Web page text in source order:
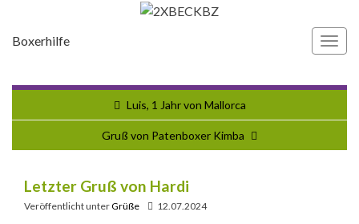
Boxerhilfe
Luis, 1 Jahr von Mallorca
Gruß von Patenboxer Kimba
Letzter Gruß von Hardi
Veröffentlicht unterGrüße 12.07.2024